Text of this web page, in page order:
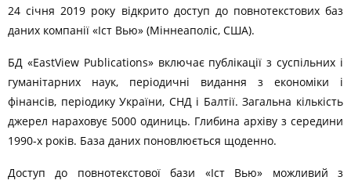
24 січня 2019 року відкрито доступ до повнотекстових баз
даних компанії «Іст Вью» (Міннеаполіс, США).
БД «EastView Publications» включає публікації з суспільних і
гуманітарних наук, періодичні видання з економіки і
фінансів, періодику України, СНД і Балтії. Загальна кількість
джерел нараховує 5000 одиниць. Глибина архіву з середини
1990-х років. База даних поновлюється щоденно.
Доступ до повнотекстової бази «Іст Вью» можливий з